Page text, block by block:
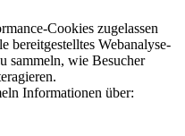
Cookies zugelassen
bereitgestelltes Webanalyse-
sammeln, wie Besucher
Informationen über: